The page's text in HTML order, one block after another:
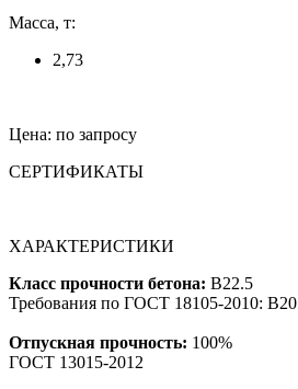
Масса, т:
2,73
Цена: по запросу
СЕРТИФИКАТЫ
ХАРАКТЕРИСТИКИ
Класс прочности бетона: B22.5
Требования по ГОСТ 18105-2010: B20
Отпускная прочность: 100%
ГОСТ 13015-2012